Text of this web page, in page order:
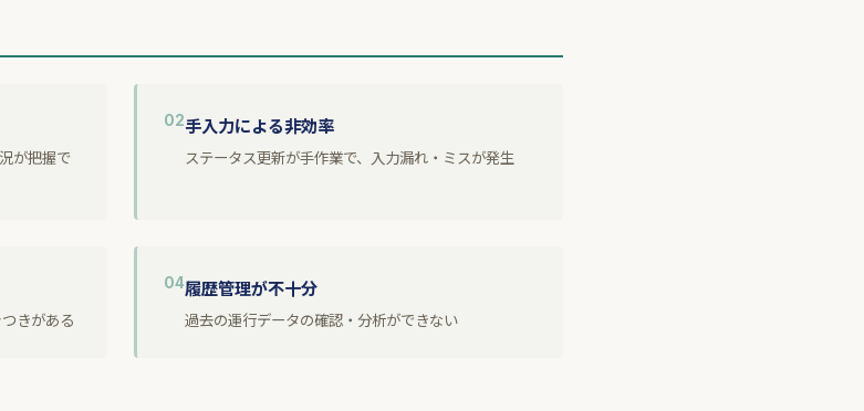
が把握で
02手入力による非効率
ステータス更新が手作業で、入力漏れ・ミスが発生
きがある
04履歴管理が不十分
過去の運行データの確認・分析ができない